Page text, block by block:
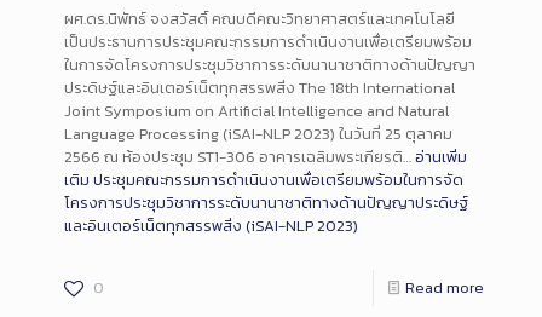
ผศ.ดร.นิพัทธ์ จงสวัสดิ์ คณบดีคณะวิทยาศาสตร์และเทคโนโลยี
เป็นประธานการประชุมคณะกรรมการดำเนินงานเพื่อเตรียมพร้อม
ในการจัดโครงการประชุมวิชาการระดับนานาชาติทางด้านปัญญา
ประดิษฐ์และอินเตอร์เน็ตทุกสรรพสิ่ง The 18th International
Joint Symposium on Artificial Intelligence and Natural
Language Processing (iSAI-NLP 2023) ในวันที่ 25 ตุลาคม
2566 ณ ห้องประชุม ST1-306 อาคารเฉลิมพระเกียรติ…อ่านเพิ่ม
เติม ประชุมคณะกรรมการดำเนินงานเพื่อเตรียมพร้อมในการจัด
โครงการประชุมวิชาการระดับนานาชาติทางด้านปัญญาประดิษฐ์
และอินเตอร์เน็ตทุกสรรพสิ่ง (iSAI-NLP 2023)
0 Read more